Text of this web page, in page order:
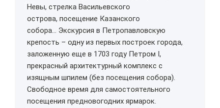
Невы, стрелка Васильевского
острова, посещение Казанского
собора… Экскурсия в Петропавловскую
крепость – одну из первых построек города,
заложенную еще в 1703 году Петром I,
прекрасный архитектурный комплекс с
изящным шпилем (без посещения собора).
Свободное время для самостоятельного
посещения предновогодних ярмарок.